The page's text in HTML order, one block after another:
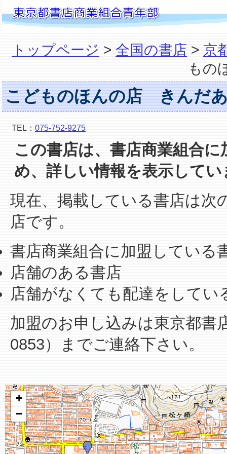
トップページ > 全国の書店 > 京
もの
こどものほんの店 きんだ
TEL： 075-752-9275
この書店は、書店商業組合
め、詳しい情報を表示して
現在、掲載している書店は次
店です。
書店商業組合に加盟している
店舗のある書店
店舗がなくても配達をしてい
加盟のお申し込みは東京都書
0853）までご連絡下さい。
+
−